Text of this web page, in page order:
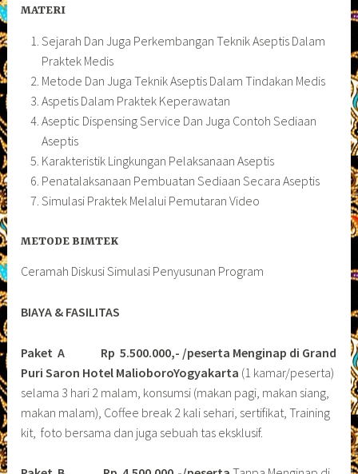
MATERI
Sejarah Dan Juga Perkembangan Teknik Aseptis Dalam
Praktek Medis
Metode Dan Juga Teknik Aseptis Dalam Tindakan Medis
Aspetis Dalam Praktek Keperawatan
Aseptic Dispensing Service Dan Juga Contoh Sediaan
Aseptis
Karakteristik Lingkungan Pelaksanaan Aseptis
Penatalaksanaan Pembuatan Sediaan Secara Aseptis
Simulasi Praktek Melalui Pemutaran Video
METODE BIMTEK
Ceramah Diskusi Simulasi Penyusunan Program
BIAYA & FASILITAS
Paket A Rp 5.500.000,- /peserta Menginap di Grand
Puri Saron Hotel MalioboroYogyakarta (1 kamar/peserta)
selama 3 hari 2 malam, konsumsi (makan pagi, makan siang,
makan malam), Coffee break 2 kali sehari, sertifikat, Training
kit, foto bersama dan juga sebuah tas eksklusif.